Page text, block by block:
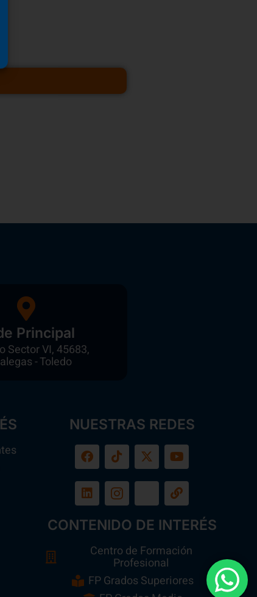
Principal
Sector VI, 45683,
- Toledo
NUESTRAS REDES
CONTENIDO DE INTERÉS
Centro de Formación
Profesional
FP Grados Superiores